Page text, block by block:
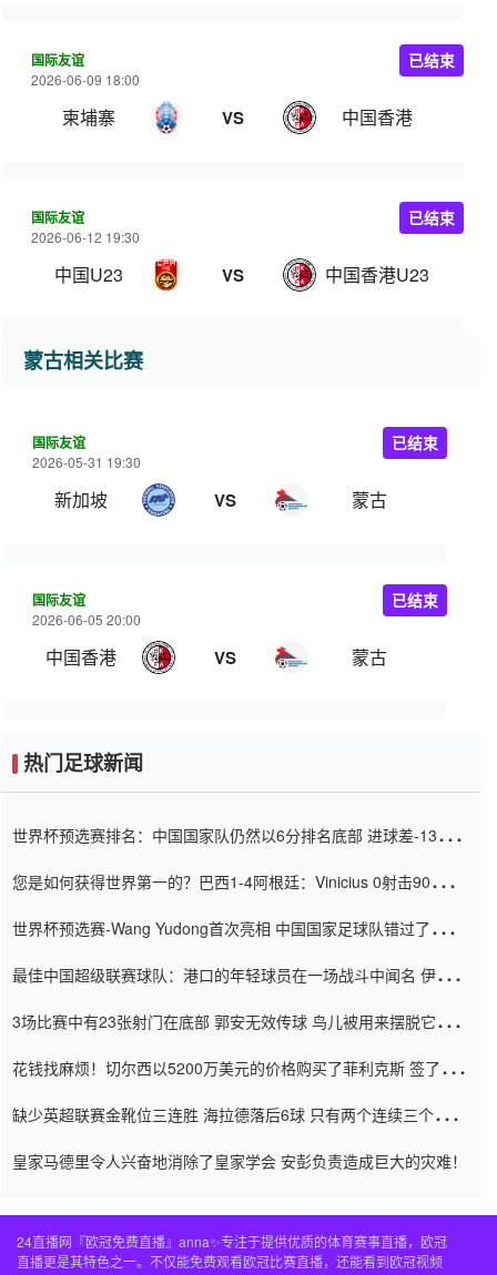
国际友谊
2026-06-09 18:00
柬埔寨 VS 中国香港
已结束
国际友谊
2026-06-12 19:30
中国U23 VS 中国香港U23
已结束
蒙古相关比赛
国际友谊
2026-05-31 19:30
新加坡 VS 蒙古
已结束
国际友谊
2026-06-05 20:00
中国香港 VS 蒙古
已结束
热门足球新闻
世界杯预选赛排名：中国国家队仍然以6分排名底部 进球差-13令人
您是如何获得世界第一的？巴西1-4阿根廷：Vinicius 0射击90分钟
世界杯预选赛-Wang Yudong首次亮相 中国国家足球队错过了世界
最佳中国超级联赛球队：港口的年轻球员在一场战斗中闻名 伊万放
3场比赛中有23张射门在底部 郭安无效传球 鸟儿被用来摆脱它
花钱找麻烦！切尔西以5200万美元的价格购买了菲利克斯 签了7年
缺少英超联赛金靴位三连胜 海拉德落后6球 只有两个连续三个连续
皇家马德里令人兴奋地消除了皇家学会 安彭负责造成巨大的灾难！
24直播网『欧冠免费直播』anna✨专注于提供优质的体育赛事直播，欧冠
直播更是其特色之一。不仅能免费观看欧冠比赛直播，还能看到欧冠视频